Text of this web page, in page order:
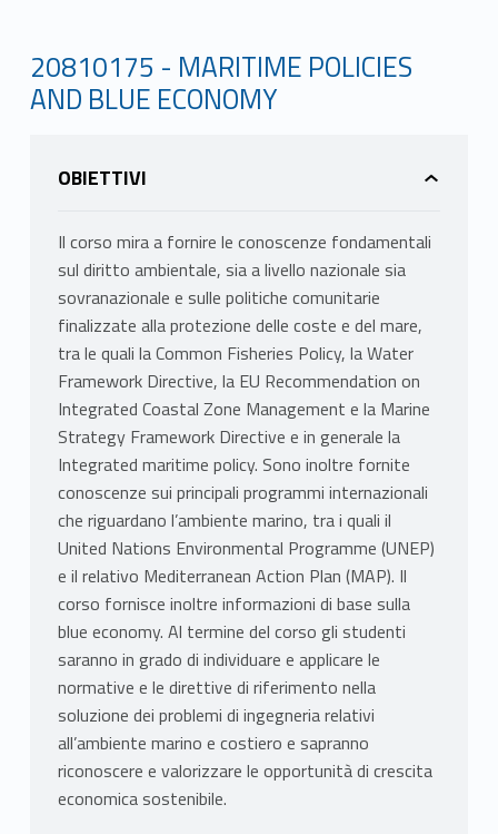
20810175 - MARITIME POLICIES
AND BLUE ECONOMY
OBIETTIVI
Il corso mira a fornire le conoscenze fondamentali
sul diritto ambientale, sia a livello nazionale sia
sovranazionale e sulle politiche comunitarie
finalizzate alla protezione delle coste e del mare,
tra le quali la Common Fisheries Policy, la Water
Framework Directive, la EU Recommendation on
Integrated Coastal Zone Management e la Marine
Strategy Framework Directive e in generale la
Integrated maritime policy. Sono inoltre fornite
conoscenze sui principali programmi internazionali
che riguardano l’ambiente marino, tra i quali il
United Nations Environmental Programme (UNEP)
e il relativo Mediterranean Action Plan (MAP). Il
corso fornisce inoltre informazioni di base sulla
blue economy. Al termine del corso gli studenti
saranno in grado di individuare e applicare le
normative e le direttive di riferimento nella
soluzione dei problemi di ingegneria relativi
all’ambiente marino e costiero e sapranno
riconoscere e valorizzare le opportunità di crescita
economica sostenibile.